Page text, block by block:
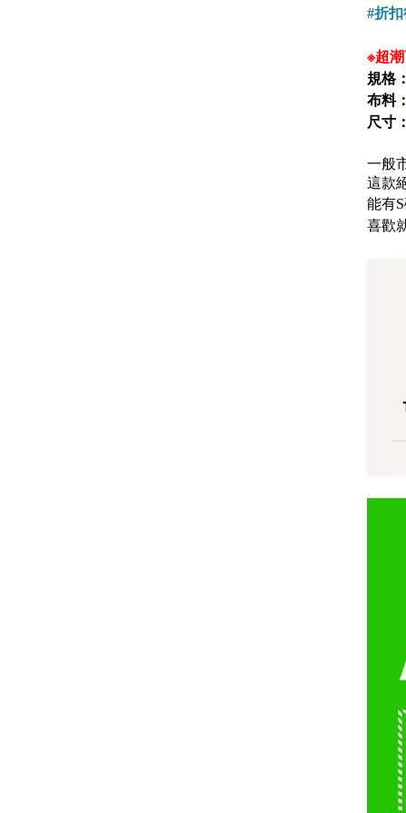
#折
※超
規格：
布料：
尺寸：
一般
這款
能有
喜歡